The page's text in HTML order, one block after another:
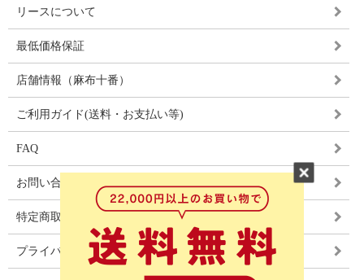
リースについて
最低価格保証
店舗情報（麻布十番）
ご利用ガイド(送料・お支払い等)
FAQ
お問い合わせ
特定商取引法に基づく表記
プライバシーポリシー